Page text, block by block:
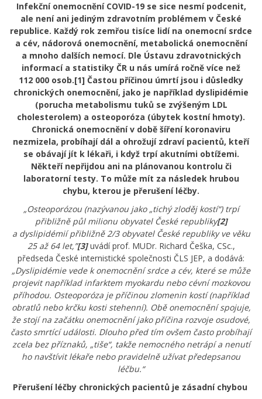
Infekční onemocnění COVID-19 se sice nesmí podcenit,
ale není ani jediným zdravotním problémem v České
republice. Každý rok zemřou tisíce lidí na onemocní srdce
a cév, nádorová onemocnění, metabolická onemocnění
a mnoho dalších nemocí. Dle Ústavu zdravotnických
informací a statistiky ČR u nás umírá ročně více než
112 000 osob.[1] Častou příčinou úmrtí jsou i důsledky
chronických onemocnění, jako je například dyslipidémie
(porucha metabolismu tuků se zvýšeným LDL
cholesterolem) a osteoporóza (úbytek kostní hmoty).
Chronická onemocnění v době šíření koronaviru
nezmizela, probíhají dál a ohrožují zdraví pacientů, kteří
se obávají jít k lékaři, i když trpí akutními obtížemi.
Někteří nepřijdou ani na plánovanou kontrolu či
laboratorní testy. To může mít za následek hrubou
chybu, kterou je přerušení léčby.
„Osteoporózou (nazývanou jako „tichý zloděj kostí“) trpí
přibližně půl milionu obyvatel České republiky[2]
a dyslipidémií přibližně 2/3 obyvatel České republiky ve věku
25 až 64 let,”[3]uvádí prof. MUDr. Richard Češka, CSc.,
předseda České internistické společnosti ČLS JEP, a dodává:
„Dyslipidémie vede k onemocnění srdce a cév, které se může
projevit například infarktem myokardu nebo cévní mozkovou
příhodou. Osteoporóza je příčinou zlomenin kostí (například
obratlů nebo krčku kosti stehenní). Obě onemocnění spojuje,
že stojí na začátku onemocnění jako příčina rozvoje osudové,
často smrtící události. Dlouho před tím ovšem často probíhají
zcela bez příznaků, „tiše“, takže nemocného netrápí a nenutí
ho navštívit lékaře nebo pravidelně užívat předepsanou
léčbu.“
Přerušení léčby chronických pacientů je zásadní chybou